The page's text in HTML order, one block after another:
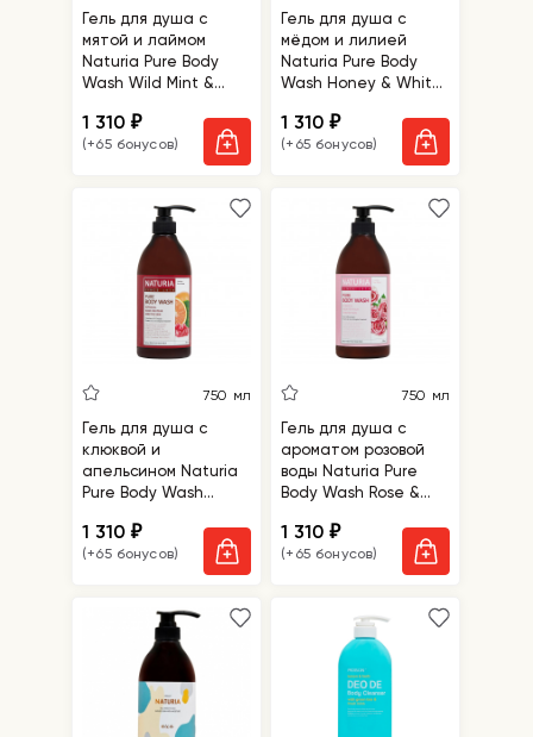
Гель для душа с
мятой и лаймом
Naturia Pure Body
Wash Wild Mint &
1 310₽
(+65 бонусов)
Гель для душа с
мёдом и лилией
Naturia Pure Body
Wash Honey & White
1 310₽
(+65 бонусов)
750 мл
Гель для душа с
клюквой и
апельсином Naturia
Pure Body Wash
1 310₽
(+65 бонусов)
750 мл
Гель для душа с
ароматом розовой
воды Naturia Pure
Body Wash Rose &
1 310₽
(+65 бонусов)